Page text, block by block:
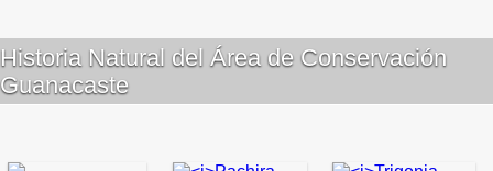
Historia Natural del Área de Conservación
Guanacaste